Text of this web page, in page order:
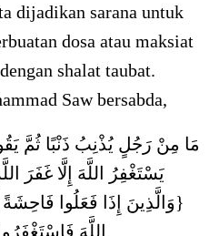
dijadikan sarana untuk
dosa atau maksiat
shalat taubat.
Saw bersabda,
مَا مِنْ رَجُلٍ يُذْنِبُ ذَنْبًا ثُمَّ
يَسْتَغْفِرُ اللَّهَ إِلَّا غَفَرَ
{وَالَّذِينَ إِذَا فَعَلُوا
اللَّهَ فَاسْتَغْفَرُوا لِذُنُوبِهِمْ}. إِلَى آخِرِ الْآيَةِ.